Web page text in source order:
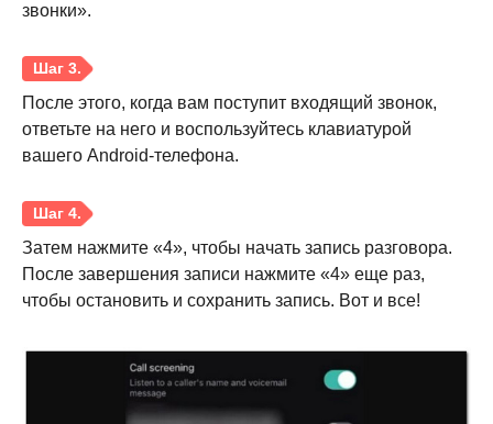
звонки».
После этого, когда вам поступит входящий звонок,
ответьте на него и воспользуйтесь клавиатурой
вашего Android-телефона.
Затем нажмите «4», чтобы начать запись разговора.
После завершения записи нажмите «4» еще раз,
чтобы остановить и сохранить запись. Вот и все!